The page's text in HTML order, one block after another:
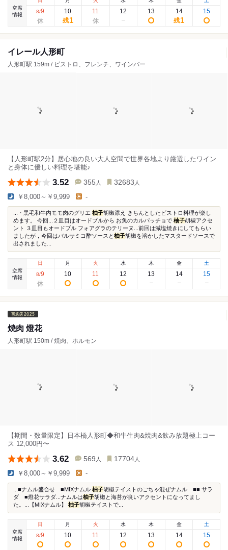
空席
情報
8/9
10
残1
11 12 13
14
残1
15
イレール人形町
人形町駅 159m / ビストロ、フレンチ、ワインバー
【人形町駅2分】居心地の良い大人空間で世界各地より厳選したワイン
と身体に優しい料理を堪能♪
3.52 355 人 32683 人
￥8,000～￥9,999 -
...・黒毛和牛内モモ肉のグリエ 柚子胡椒添え きちんとしたビストロ料理が楽し
めます。 今回...２皿目はオードブルから お魚のカルパッチョで 柚子胡椒アクセ
ント ３皿目もオードブル フォアグラのテリーヌ...前回は減塩焼きにしてもらい
ましたが，今回はバルサミコ酢ソースと柚子胡椒を溶かしたマスタードソースで
出されました...
空席
情報
日
8/9
月
10
火
11
水
12
木
13
金
14
土
15
焼肉 燈花
人形町駅 150m / 焼肉、ホルモン
【期間・数量限定】日本橋人形町◆和牛生肉&焼肉&飲み放題極上コー
ス 12,000円〜
3.62 569 人 17704 人
￥8,000～￥9,999 -
...■ナムル盛合せ ■MIXナムル 柚子胡椒テイストのごちゃ混ぜナムル ■■ サラ
ダ ■燈花サラダ...ナムルは柚子胡椒と海苔が良いアクセントになってまし
た。...【MIXナムル】 柚子胡椒テイストで...
空席
情報
日
8/9
月
10
火
11
水
12
木
13
金
14
土
15